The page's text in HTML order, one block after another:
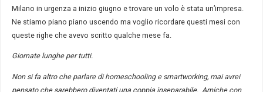
Milano in urgenza a inizio giugno e trovare un volo è stata un’impresa.
Ne stiamo piano piano uscendo ma voglio ricordare questi mesi con
queste righe che avevo scritto qualche mese fa.
Giornate lunghe per tutti.
Non si fa altro che parlare di homeschoolinge smartworking, mai avrei
pensato che sarebbero diventati una coppia inseparabile. Amiche con